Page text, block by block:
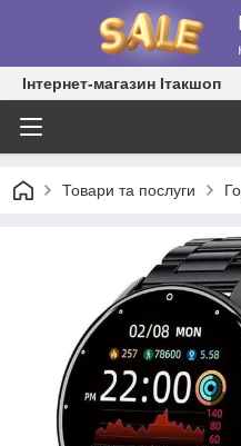
Інтернет-магазин Ітакшоп
Товари та послуги